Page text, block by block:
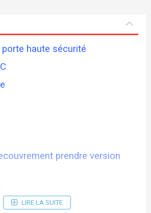
porte haute sécurité
prendre version
LIRE LA SUITE